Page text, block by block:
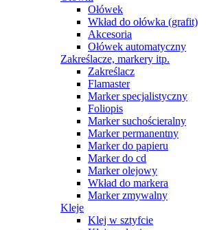
Ołówek
Wkład do ołówka (grafit)
Akcesoria
Ołówek automatyczny
Zakreślacze, markery itp.
Zakreślacz
Flamaster
Marker specjalistyczny
Foliopis
Marker suchościeralny
Marker permanentny
Marker do papieru
Marker do cd
Marker olejowy
Wkład do markera
Marker zmywalny
Kleje
Klej w sztyfcie